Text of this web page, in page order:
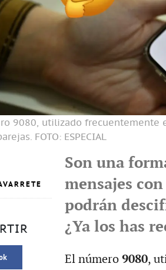
9080, utilizado frecuentemente
FOTO: ESPECIAL
Son una
mensajes
podrán
¿Ya los has
El número 9080,